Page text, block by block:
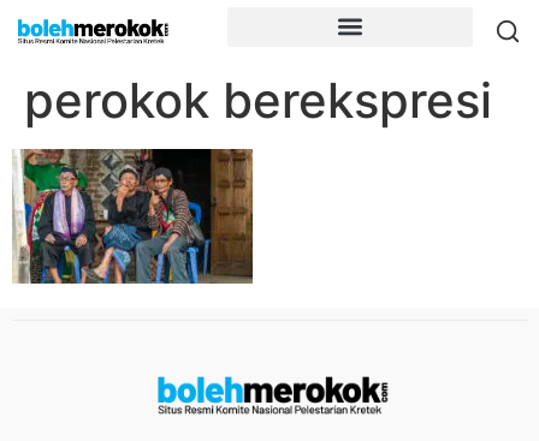
perokok berekspresi